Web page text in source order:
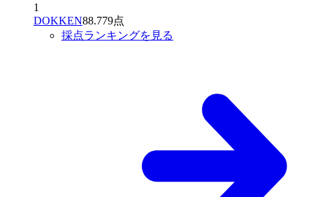
1
DOKKEN88.779点
採点ランキングを見る